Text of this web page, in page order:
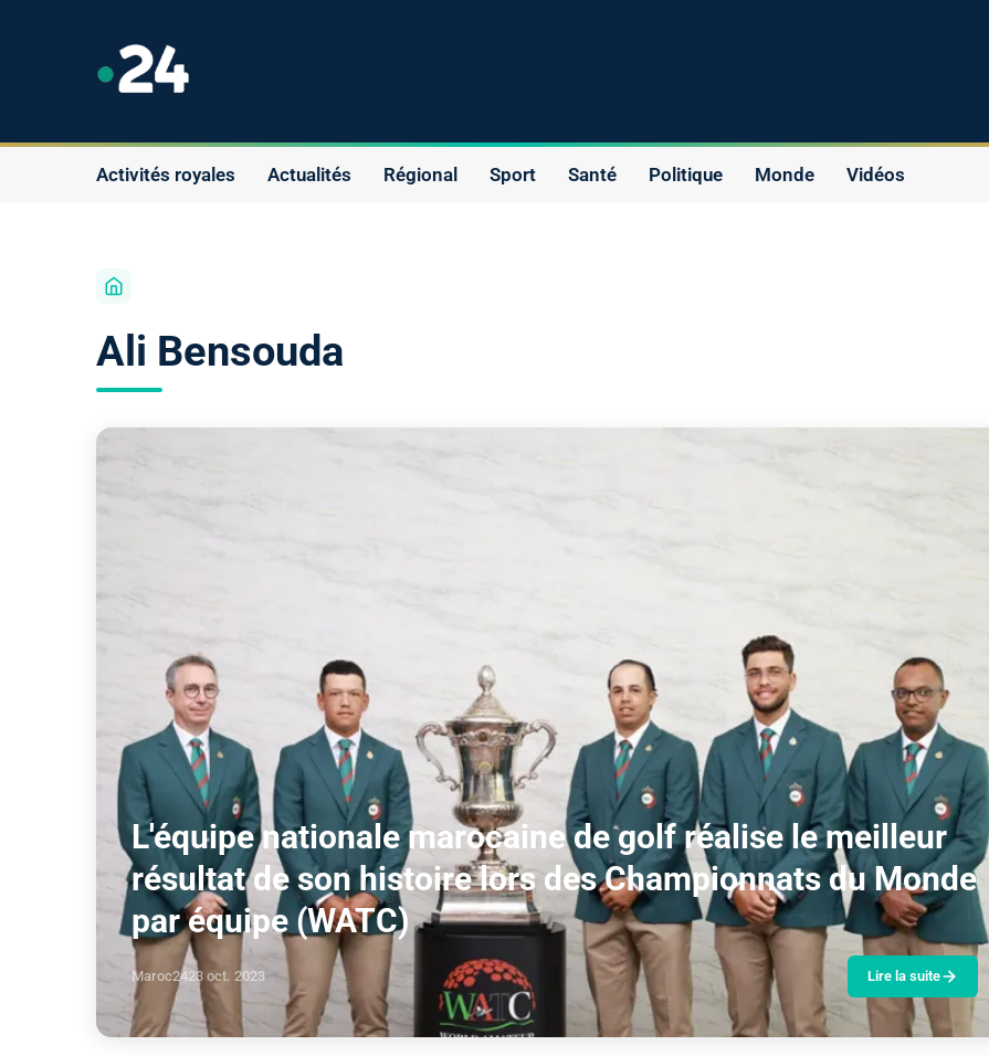
Activités royales Actualités Régional Sport Santé Politique Monde Vidéos
Ali Bensouda
L'équipe nationale marocaine de golf réalise le meilleur
résultat de son histoire lors des Championnats du Monde
par équipe (WATC)
Maroc2423 oct. 2023 Lire la suite